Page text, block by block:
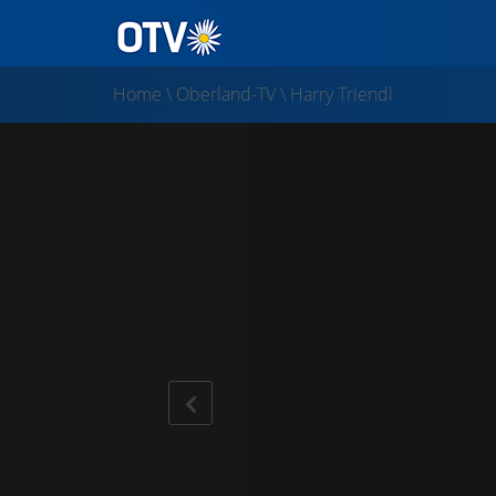
Home \ Oberland-TV\ Harry Triendl